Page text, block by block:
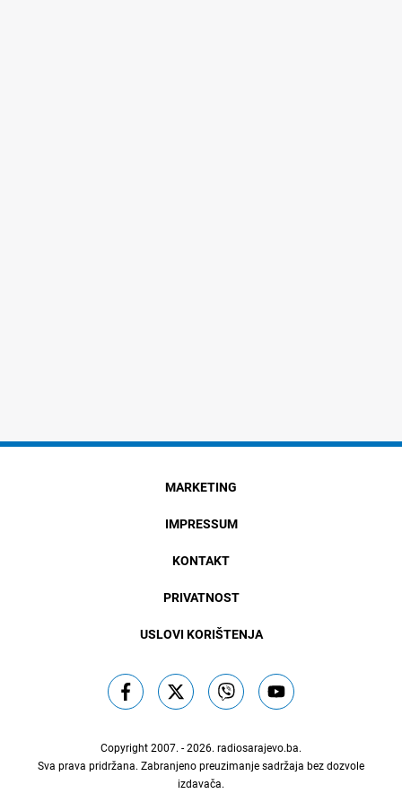
MARKETING
IMPRESSUM
KONTAKT
PRIVATNOST
USLOVI KORIŠTENJA
Copyright 2007. - 2026. radiosarajevo.ba.
Sva prava pridržana. Zabranjeno preuzimanje sadržaja bez dozvole
izdavača.